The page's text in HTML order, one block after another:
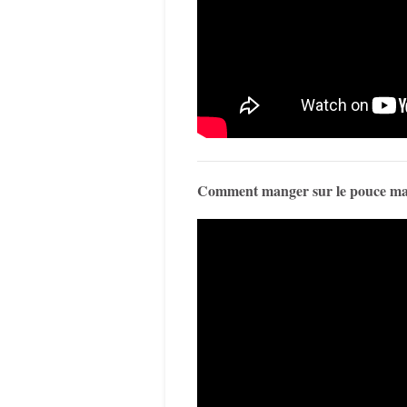
Comment manger sur le pouce